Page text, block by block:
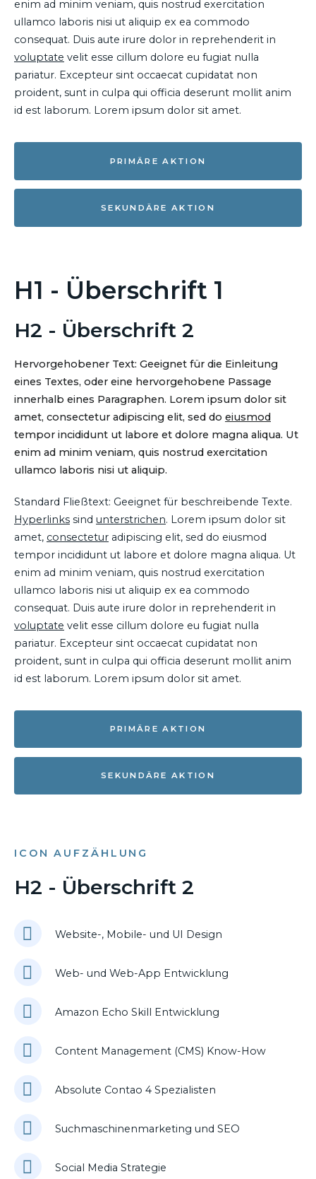
enim ad minim veniam, quis nostrud exercitation
ullamco laboris nisi ut aliquip ex ea commodo
consequat. Duis aute irure dolor in reprehenderit in
voluptate velit esse cillum dolore eu fugiat nulla
pariatur. Excepteur sint occaecat cupidatat non
proident, sunt in culpa qui officia deserunt mollit anim
id est laborum. Lorem ipsum dolor sit amet.
PRIMÄRE AKTION
SEKUNDÄRE AKTION
H1 - Überschrift 1
H2 - Überschrift 2
Hervorgehobener Text: Geeignet für die Einleitung
eines Textes, oder eine hervorgehobene Passage
innerhalb eines Paragraphen. Lorem ipsum dolor sit
amet, consectetur adipiscing elit, sed do eiusmod
tempor incididunt ut labore et dolore magna aliqua. Ut
enim ad minim veniam, quis nostrud exercitation
ullamco laboris nisi ut aliquip.
Standard Fließtext: Geeignet für beschreibende Texte.
Hyperlinks sind unterstrichen. Lorem ipsum dolor sit
amet, consectetur adipiscing elit, sed do eiusmod
tempor incididunt ut labore et dolore magna aliqua. Ut
enim ad minim veniam, quis nostrud exercitation
ullamco laboris nisi ut aliquip ex ea commodo
consequat. Duis aute irure dolor in reprehenderit in
voluptate velit esse cillum dolore eu fugiat nulla
pariatur. Excepteur sint occaecat cupidatat non
proident, sunt in culpa qui officia deserunt mollit anim
id est laborum. Lorem ipsum dolor sit amet.
PRIMÄRE AKTION
SEKUNDÄRE AKTION
ICON AUFZÄHLUNG
H2 - Überschrift 2
Website-, Mobile- und UI Design
Web- und Web-App Entwicklung
Amazon Echo Skill Entwicklung
Content Management (CMS) Know-How
Absolute Contao 4 Spezialisten
Suchmaschinenmarketing und SEO
Social Media Strategie